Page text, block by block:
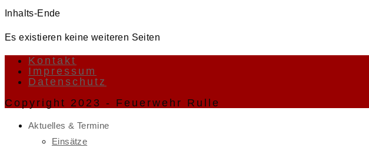
Inhalts-Ende
Es existieren keine weiteren Seiten
Kontakt
Impressum
Datenschutz
Copyright 2023 - Feuerwehr Rulle
Aktuelles & Termine
Einsätze